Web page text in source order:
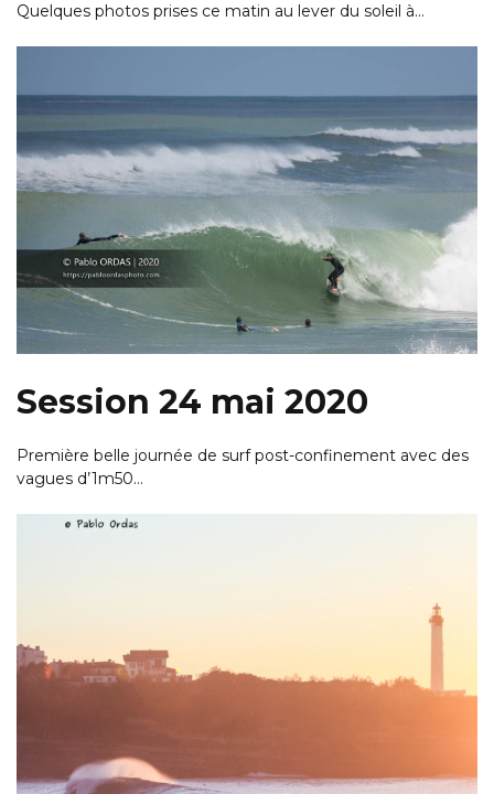
Quelques photos prises ce matin au lever du soleil à…
Session 24 mai 2020
Première belle journée de surf post-confinement avec des
vagues d’1m50…